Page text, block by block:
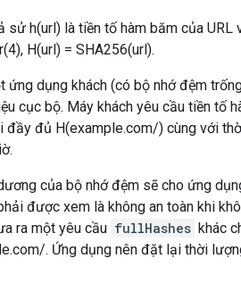
sử h(url) là tiền tố hàm băm của
H(url) = SHA256(url).
ứng dụng khách (có bộ nhớ đệm
cục bộ. Máy khách yêu cầu tiền tố
đầy đủ H(example.com/) cùng với
của bộ nhớ đệm sẽ cho ứng
được xem là không an toàn khi
ra một yêu cầu fullHashes khác
. Ứng dụng nên đặt lại thời